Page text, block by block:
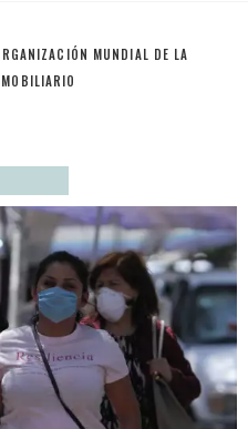
MUNDIAL DE LA